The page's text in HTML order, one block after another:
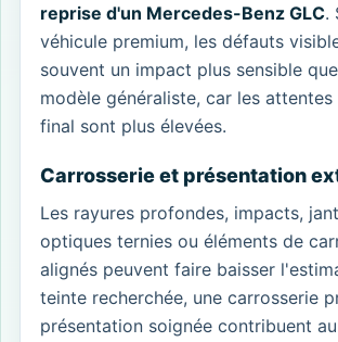
reprise d'un Mercedes-Benz GLC.
véhicule premium, les défauts
souvent un impact plus sensible
modèle généraliste, car les
final sont plus élevées.
Carrosserie et présentation
Les rayures profondes, impacts,
optiques ternies ou éléments de
alignés peuvent faire baisser
teinte recherchée, une carrosserie
présentation soignée contribuent